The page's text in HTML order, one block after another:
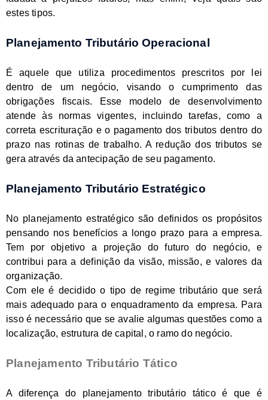
estes tipos.
Planejamento Tributário Operacional
É aquele que utiliza procedimentos prescritos por lei
dentro de um negócio, visando o cumprimento das
obrigações fiscais. Esse modelo de desenvolvimento
atende às normas vigentes, incluindo tarefas, como a
correta escrituração e o pagamento dos tributos dentro do
prazo nas rotinas de trabalho. A redução dos tributos se
gera através da antecipação de seu pagamento.
Planejamento Tributário Estratégico
No planejamento estratégico são definidos os propósitos
pensando nos benefícios a longo prazo para a empresa.
Tem por objetivo a projeção do futuro do negócio, e
contribui para a definição da visão, missão, e valores da
organização.
Com ele é decidido o tipo de regime tributário que será
mais adequado para o enquadramento da empresa. Para
isso é necessário que se avalie algumas questões como a
localização, estrutura de capital, o ramo do negócio.
Planejamento Tributário Tático
A diferença do planejamento tributário tático é que é